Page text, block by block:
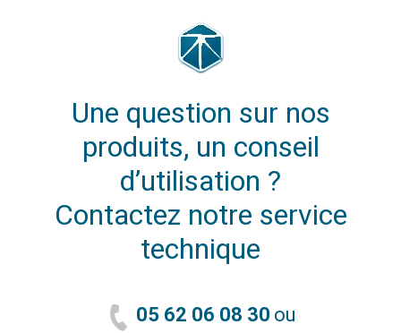
Une question sur nos
produits, un conseil
d’utilisation ?
Contactez notre service
technique
05 62 06 08 30 ou